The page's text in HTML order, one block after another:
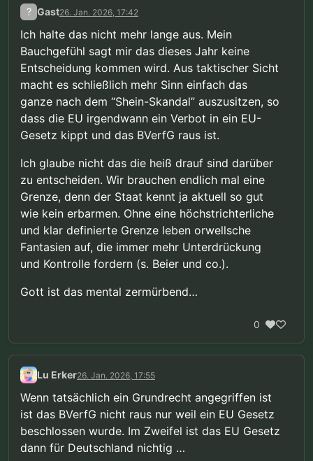
? Gast26. Jan. 2026, 17:42
Ich halte das nicht mehr lange aus. Mein
Bauchgefühl sagt mir das dieses Jahr keine
Entscheidung kommen wird. Aus taktischer Sicht
macht es schließlich mehr Sinn einfach das
ganze nach dem “Shein-Skandal” auszusitzen, so
dass die EU irgendwann ein Verbot in ein EU-
Gesetz kippt und das BVerfG raus ist.
Ich glaube nicht das die heiß drauf sind darüber
zu entscheiden. Wir brauchen endlich mal eine
Grenze, denn der Staat kennt ja aktuell so gut
wie kein erbarmen. Ohne eine höchstrichterliche
und klar definierte Grenze leben orwellsche
Fantasien auf, die immer mehr Unterdrückung
und Kontrolle fordern (s. Beier und co.).
Gott ist das mental zermürbend…
0
Lu Erker26. Jan. 2026, 17:55
Wenn tatsächlich ein Grundrecht angegriffen ist
ist das BVerfG nicht raus nur weil ein EU Gesetz
beschlossen wurde. Im Zweifel ist das EU Gesetz
dann für Deutschland nichtig …